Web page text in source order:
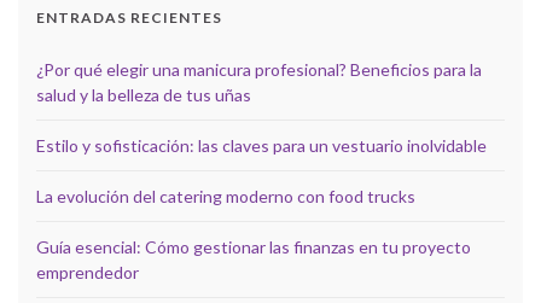
ENTRADAS RECIENTES
¿Por qué elegir una manicura profesional? Beneficios para la
salud y la belleza de tus uñas
Estilo y sofisticación: las claves para un vestuario inolvidable
La evolución del catering moderno con food trucks
Guía esencial: Cómo gestionar las finanzas en tu proyecto
emprendedor